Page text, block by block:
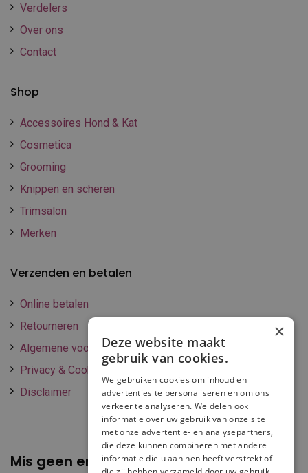
Verdelers
Over ons
Contact
Shop
Accessoires Hond & Kat
Cosmetica
Grooming
Knippen en scheren
Trimsalon
Merken
Verzenden en betalen
Online betalen
Retourneren
Algemene voorwaarden
Privacy & Cookie policy
Disclaimer
Mis geen enkelepromotie of korting
×
Deze website maakt
gebruik van cookies.
We gebruiken cookies om inhoud en
advertenties te personaliseren en om ons
verkeer te analyseren. We delen ook
informatie over uw gebruik van onze site
met onze advertentie- en analysepartners,
die deze kunnen combineren met andere
informatie die u aan hen heeft verstrekt of